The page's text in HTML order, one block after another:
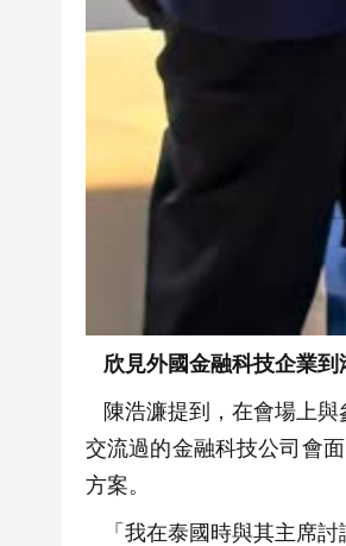
欣見外國金融科技企業到
陳浩濂提到，在會場上與
交流過的金融科技公司會
方案。
「我在泰國時與其主席討